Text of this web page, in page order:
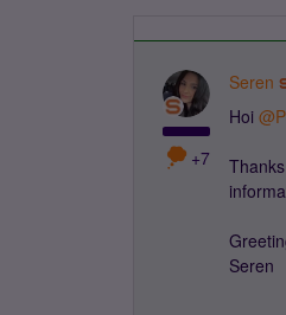
+7
Seren
Hoi
Seren